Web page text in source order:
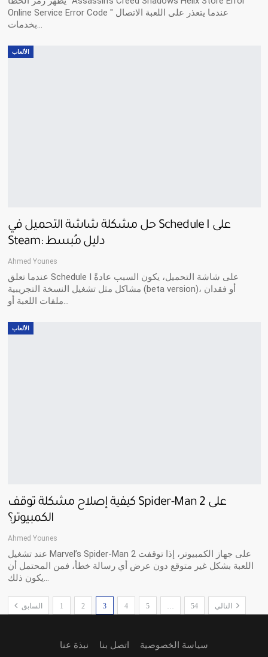
Online Service Error Code " عندما يتعذر على اللعبة الاتصال
بخدمات…
الألعاب
حل مشكلة شاشة التحميل في Schedule I على
Steam: دليل مُبسط
Ahmed Younes
عندما تعلق Schedule I على شاشة التحميل، يكون السبب عادةً
مشاكل مثل تشغيل النسخة التجريبية (beta version)، أو فقدان
ملفات اللعبة أو…
الألعاب
كيفية إصلاح مشكلة توقف Spider-Man 2 على
الكمبيوتر؟
Ahmed Younes
عند تشغيل Marvel’s Spider-Man 2 على جهاز الكمبيوتر، إذا توقفت
اللعبة بشكل غير متوقع دون عرض أي رسالة خطأ، فمن المحتمل أن
يكون ذلك…
السابق 1 2 3 4 5 … 54
نبذة عنا اتصل بنا سياسة الخصوصية